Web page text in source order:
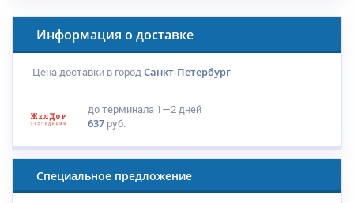
Информация о доставке
Цена доставки в городСанкт-Петербург
до терминала 1—2 дней
637 руб.
Специальное предложение